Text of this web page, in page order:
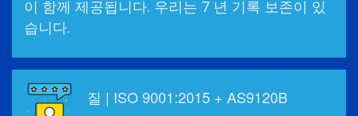
이 함께 제공됩니다. 우리는 7 년 기록 보존이 있
습니다.
질 | ISO 9001:2015 + AS9120B